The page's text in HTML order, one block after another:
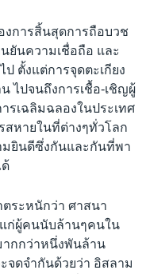
การสิ้นสุดการถือบวช
ยันความเชื่อถือ และ
ตั้งแต่การจุดตะเกียง
ไปจนถึงการเชื้อ-เชิญผู้
รเฉลิมฉลองในประเทศ
สหายในที่ต่างๆทั่วโลก
มยินดีซึ่งกันและกันที่พา
ตระหนักว่า ศาสนา
ก่ผู้คนนับล้านๆคนใน
ากกว่าหนึ่งพันล้าน
จดจำกันด้วยว่า อิสลาม